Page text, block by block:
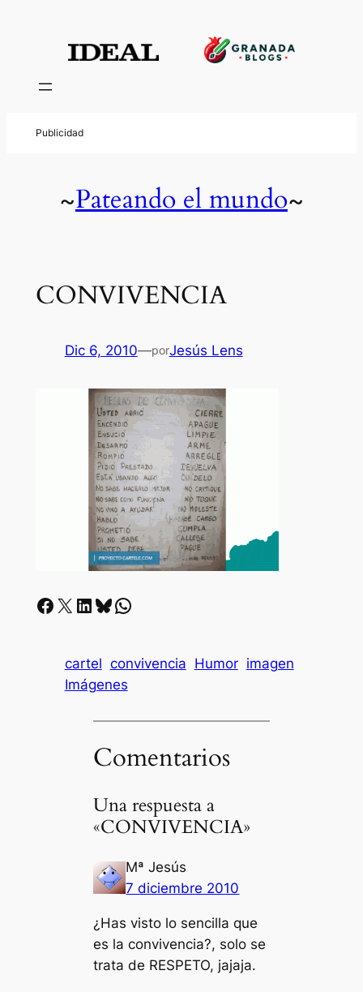
~Pateando el mundo~
CONVIVENCIA
Dic 6, 2010—porJesús Lens
Facebook X LinkedIn Bluesky Whatsapp
cartel convivencia Humor imagen
Imágenes
Comentarios
Una respuesta a
«CONVIVENCIA»
Mª Jesús
7 diciembre 2010
¿Has visto lo sencilla que
es la convivencia?, solo se
trata de RESPETO, jajaja.